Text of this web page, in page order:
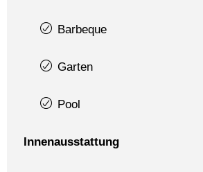
Barbeque
Garten
Pool
Innenausstattung